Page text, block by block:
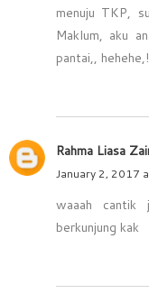
menuju TKP,
Maklum, aku
pantai,,
Rahma Liasa
January 2, 2017
waaah cantik
berkunjung kak